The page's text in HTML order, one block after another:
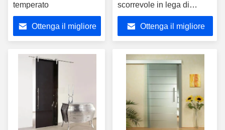
temperato
Ottenga il migliore
scorrevole in lega di
alluminio
Ottenga il migliore